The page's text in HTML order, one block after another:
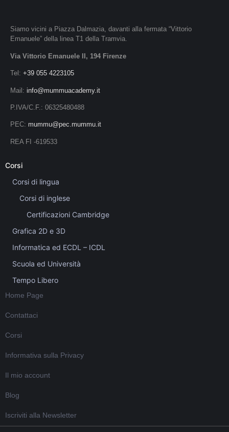
Siamo vicini a Piazza Dalmazia, davanti alla fermata “Vittorio
Emanuele” della linea T1 della Tramvia.
Via Vittorio Emanuele II, 194 Firenze
Tel: +39 055 4223105
Mail: info@mummuacademy.it
P.IVA/C.F.: 06325480488
PEC: mummu@pec.mummu.it
REA FI -619533
Corsi
Corsi di lingua
Corsi di inglese
Certificazioni Cambridge
Grafica 2D e 3D
Informatica ed ECDL – ICDL
Scuola ed Università
Tempo Libero
Home Page
Contattaci
Corsi
Informativa sulla Privacy
Il mio account
Blog
Iscriviti alla Newsletter